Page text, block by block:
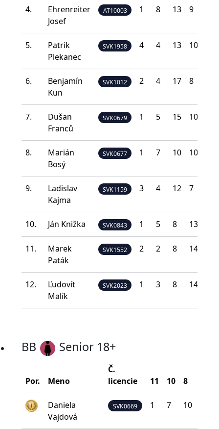
4.
Ehrenreiter
Josef
AT10003 1 8 13 9
5.
Patrik
Plekanec
SVK1958 4 4 13 10
6.
Benjamín
Kun
SVK1012 2 4 17 8
7.
Dušan
Franců
SVK0679 1 5 15 10
8.
Marián
Bosý
SVK0677 1 7 10 10
9.
Ladislav
Kajma
SVK1159 3 4 12 7
10. Ján Knižka SVK0843 1 5 8 13
11.
Marek
Paták
SVK1552 2 2 8 14
12.
Ľudovít
Malík
SVK2023 1 3 8 14
BB Senior 18+
Por. Meno
Č.
licencie
11 10 8
Daniela
Vajdová
SVK0669 1 7 10